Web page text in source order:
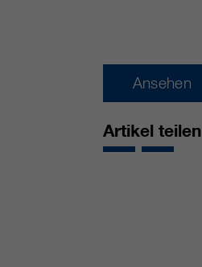
Ansehen
Artikel teilen